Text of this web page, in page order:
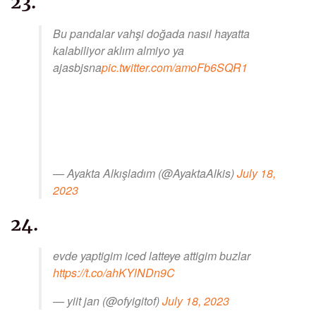
Bu pandalar vahşi doğada nasıl hayatta
kalabiliyor aklım almiyo ya
ajasbjsnapic.twitter.com/amoFb6SQR1
— Ayakta Alkışladım (@AyaktaAlkis)July 18,
2023
24.
evde yaptigim iced latteye attigim buzlar
https://t.co/ahKYlNDn9C
— yiit jan (@ofyigitof)July 18, 2023